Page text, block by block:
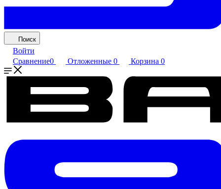
Поиск
Войти
Сравнение0 Отложенные 0 Корзина 0